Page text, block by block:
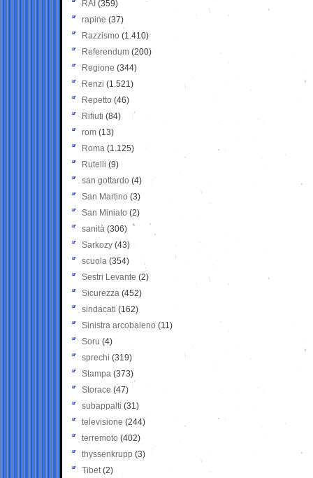
RAI (359)
rapine (37)
Razzismo (1.410)
Referendum (200)
Regione (344)
Renzi (1.521)
Repetto (46)
Rifiuti (84)
rom (13)
Roma (1.125)
Rutelli (9)
san gottardo (4)
San Martino (3)
San Miniato (2)
sanità (306)
Sarkozy (43)
scuola (354)
Sestri Levante (2)
Sicurezza (452)
sindacati (162)
Sinistra arcobaleno (11)
Soru (4)
sprechi (319)
Stampa (373)
Storace (47)
subappalti (31)
televisione(244)
terremoto (402)
thyssenkrupp (3)
Tibet(2)